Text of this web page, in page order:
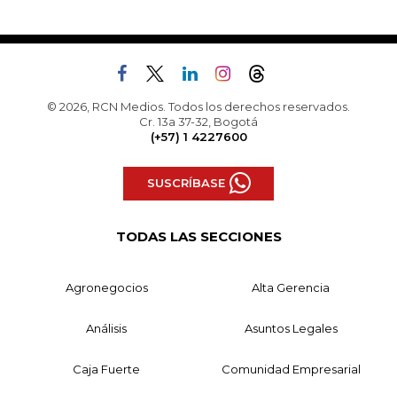
© 2026, RCN Medios. Todos los derechos reservados.
Cr. 13a 37-32, Bogotá
(+57) 1 4227600
SUSCRÍBASE
TODAS LAS SECCIONES
Agronegocios Alta Gerencia
Análisis Asuntos Legales
Caja Fuerte Comunidad Empresarial